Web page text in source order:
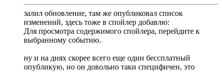
залил обновление, там же опубликовал список
изменений, здесь тоже в спойлер добавлю:
Для просмотра содержимого спойлера, перейдите к
выбранному событию.
ну и на днях скорее всего еще один бессплатный
опубликую, но он довольно таки специфичен, это